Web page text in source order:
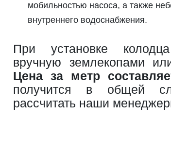
мобильностью насоса, а также
внутреннего водоснабжения.
При установке
вручную землекопами
Цена за метр
получится в общей
рассчитать наши